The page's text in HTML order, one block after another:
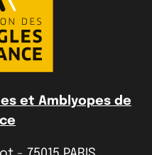
et Amblyopes de